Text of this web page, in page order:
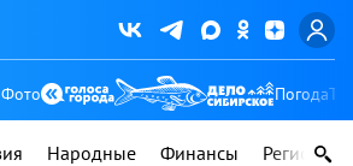
Фото Погода
Народные Финансы Регионы